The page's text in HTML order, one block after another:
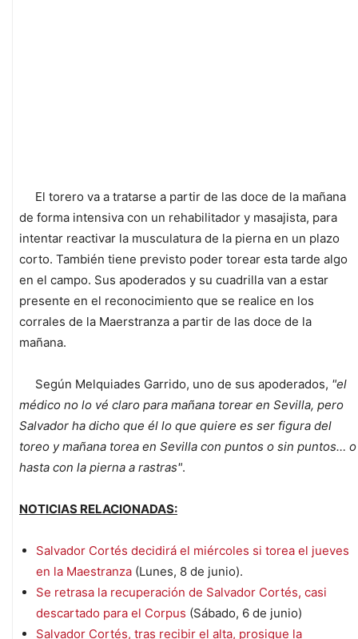
El torero va a tratarse a partir de las doce de la mañana
de forma intensiva con un rehabilitador y masajista, para
intentar reactivar la musculatura de la pierna en un plazo
corto. También tiene previsto poder torear esta tarde algo
en el campo. Sus apoderados y su cuadrilla van a estar
presente en el reconocimiento que se realice en los
corrales de la Maerstranza a partir de las doce de la
mañana.
Según Melquiades Garrido, uno de sus apoderados, "el
médico no lo vé claro para mañana torear en Sevilla, pero
Salvador ha dicho que él lo que quiere es ser figura del
toreo y mañana torea en Sevilla con puntos o sin puntos… o
hasta con la pierna a rastras".
NOTICIAS RELACIONADAS:
Salvador Cortés decidirá el miércoles si torea el jueves
en la Maestranza (Lunes, 8 de junio).
Se retrasa la recuperación de Salvador Cortés, casi
descartado para el Corpus (Sábado, 6 de junio)
Salvador Cortés, tras recibir el alta, prosigue la